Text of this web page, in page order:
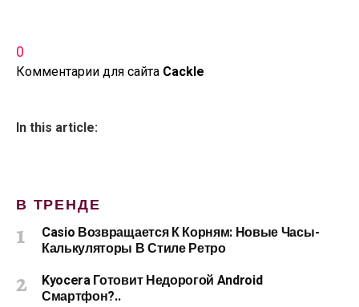
0
Комментарии для сайта Cackle
In this article:
В ТРЕНДЕ
Casio Возвращается К Корням: Новые Часы-
Калькуляторы В Стиле Ретро
Kyocera Готовит Недорогой Android
Смартфон?..